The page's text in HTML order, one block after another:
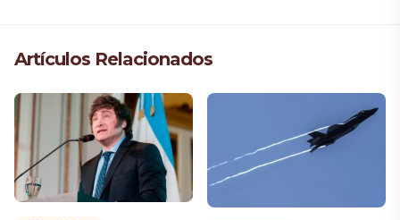
Artículos Relacionados